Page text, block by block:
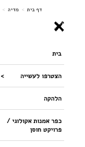
דף בית > מדיה >
בית
הצטרפו לעשייה
הלהקה
כפר אמנות אקולוגי /
פרויקט חוסן